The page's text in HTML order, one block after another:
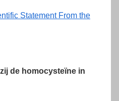
Statement From the
de homocysteïne in